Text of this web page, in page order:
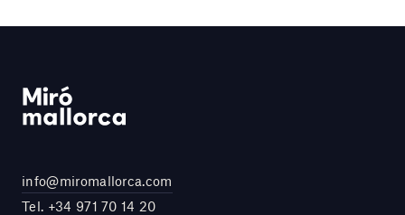
info@miromallorca.com
Tel. +34 971 70 14 20